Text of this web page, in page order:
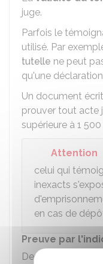
juge.
Parfois le
utilisé. Par
tutelle ne peut
qu'une
Un document
prouver tout acte
supérieure à 1
Attention
celui qui
inexacts
en cas de
Preuve par
Des indices